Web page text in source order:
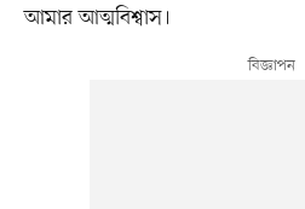
আমার আত্মবিশ্বাস।